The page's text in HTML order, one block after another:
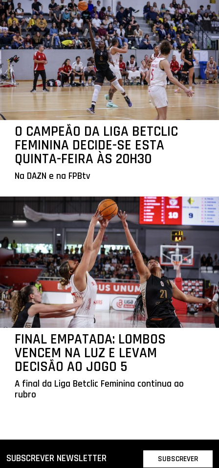
O CAMPEÃO DA LIGA BETCLIC
FEMININA DECIDE-SE ESTA
QUINTA-FEIRA ÀS 20H30
Na DAZN e na FPBtv
FINAL EMPATADA: LOMBOS
VENCEM NA LUZ E LEVAM
DECISÃO AO JOGO 5
A final da Liga Betclic Feminina continua ao
rubro
SUBSCREVER NEWSLETTER SUBSCREVER